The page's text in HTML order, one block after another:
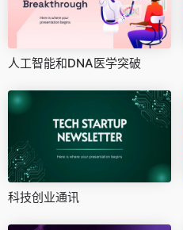
人工智能和DNA医学突破
科技创业通讯